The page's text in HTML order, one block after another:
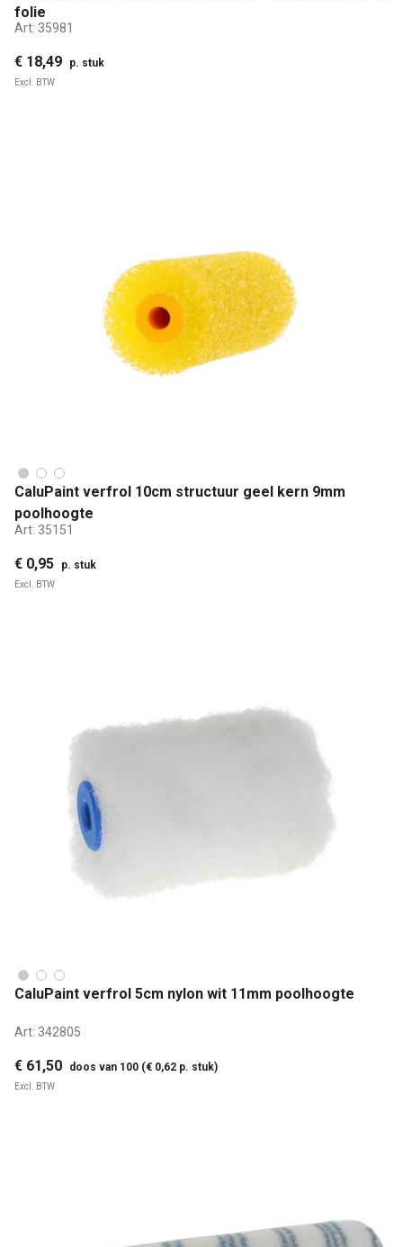
folie
Art: 35981
€ 18,49 p. stuk
Excl. BTW
CaluPaint verfrol 10cm structuur geel kern 9mm
poolhoogte
Art: 35151
€ 0,95 p. stuk
Excl. BTW
CaluPaint verfrol 5cm nylon wit 11mm poolhoogte
Art: 342805
€ 61,50 doos van 100 (€ 0,62 p. stuk)
Excl. BTW